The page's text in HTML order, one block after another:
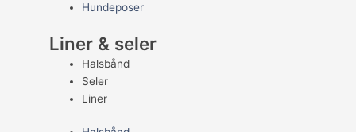
Hundeposer
Liner & seler
Halsbånd
Seler
Liner